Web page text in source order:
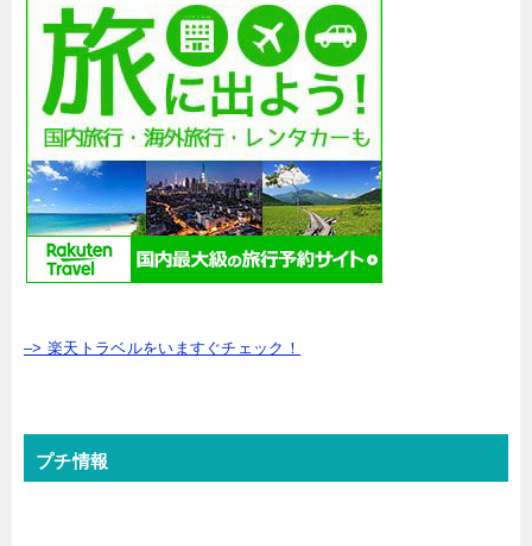
–> 楽天トラベルをいますぐチェック！
プチ情報